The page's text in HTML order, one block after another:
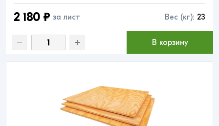
2 180 ₽ за лист Вес (кг): 23
В корзину